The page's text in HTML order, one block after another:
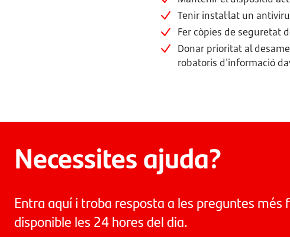
Tenir instal·lat un
Fer còpies de seguretat
Donar prioritat al
robatoris d'informació
Necessites ajuda?
Entra aquí i troba resposta a les preguntes
disponible les 24 hores del dia.